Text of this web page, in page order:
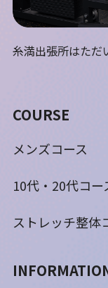
糸満出張所はただ
COURSE
メンズコース
10代・20代コー
ストレッチ整体